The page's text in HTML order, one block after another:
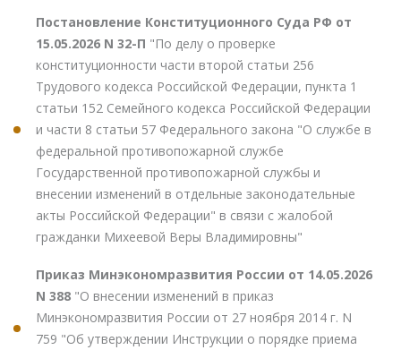
Постановление Конституционного Суда РФ от
15.05.2026 N 32-П "По делу о проверке
конституционности части второй статьи 256
Трудового кодекса Российской Федерации, пункта 1
статьи 152 Семейного кодекса Российской Федерации
и части 8 статьи 57 Федерального закона "О службе в
федеральной противопожарной службе
Государственной противопожарной службы и
внесении изменений в отдельные законодательные
акты Российской Федерации" в связи с жалобой
гражданки Михеевой Веры Владимировны"
Приказ Минэкономразвития России от 14.05.2026
N 388 "О внесении изменений в приказ
Минэкономразвития России от 27 ноября 2014 г. N
759 "Об утверждении Инструкции о порядке приема